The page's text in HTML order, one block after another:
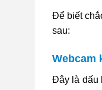
Để biết
sau:
Webcam
Đây là dấu